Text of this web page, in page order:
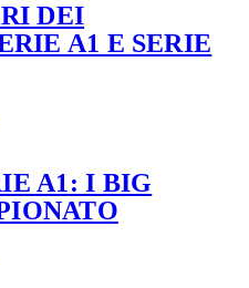
DEI
A1 E SERIE
A1: I BIG